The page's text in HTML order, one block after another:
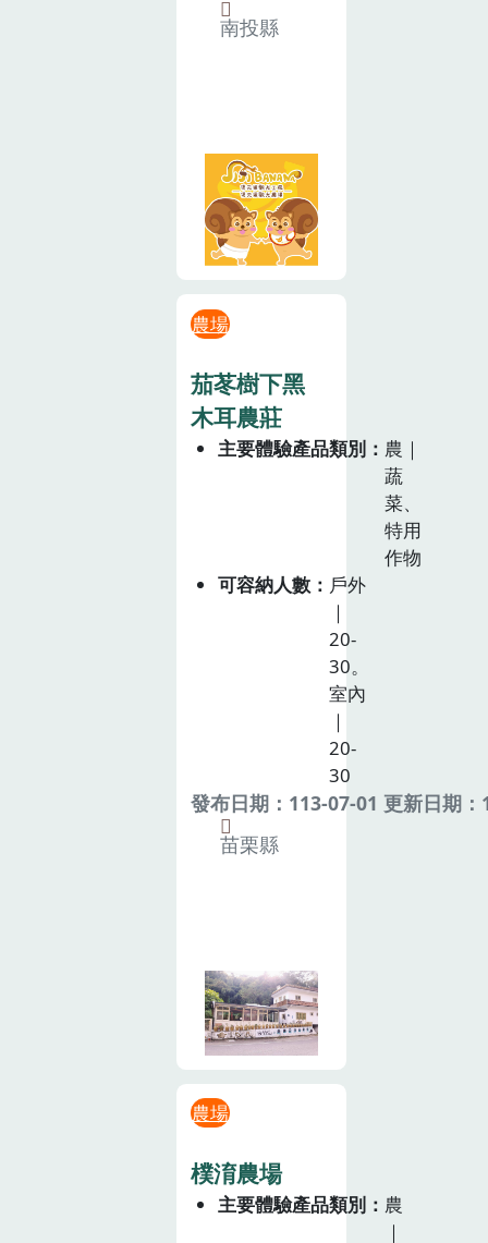
南投縣
農場
茄苳樹下黑
木耳農莊
主要體驗產品類別
農｜
蔬
菜、
特用
作物
可容納人數
戶外
｜
20-
30。
室內
｜
20-
30
發布日期：113-07-01 更新日期
苗栗縣
農場
樸淯農場
主要體驗產品類別
農
｜